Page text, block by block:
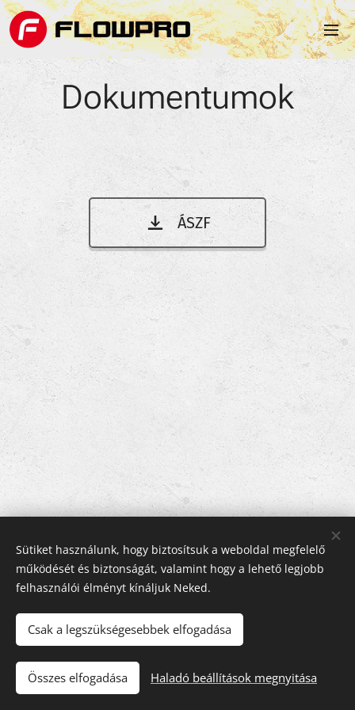
Dokumentumok
ÁSZF
FLOWPRO Kft.
Letölthető
Dokumentumok
Nyelvek
Magyar
Sütiket használunk, hogy biztosítsuk a weboldal megfelelő
működését és biztonságát, valamint hogy a lehető legjobb
felhasználói élményt kínáljuk Neked.
Csak a legszükségesebbek elfogadása
Összes elfogadása Haladó beállítások megnyitása